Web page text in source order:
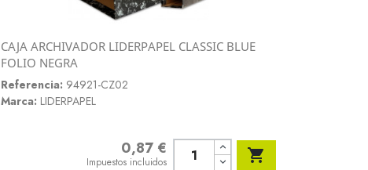
CAJA ARCHIVADOR LIDERPAPEL CLASSIC BLUE
FOLIO NEGRA
Referencia: 94921-CZ02
Marca: LIDERPAPEL
0,87 €
Impuestos incluidos 